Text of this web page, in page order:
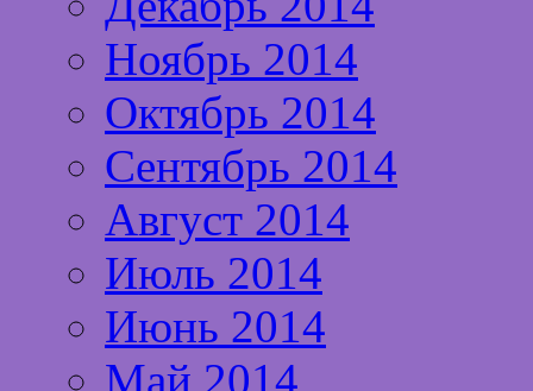
Ноябрь 2014
Октябрь 2014
Сентябрь 2014
Август 2014
Июль 2014
Июнь 2014
Май 2014